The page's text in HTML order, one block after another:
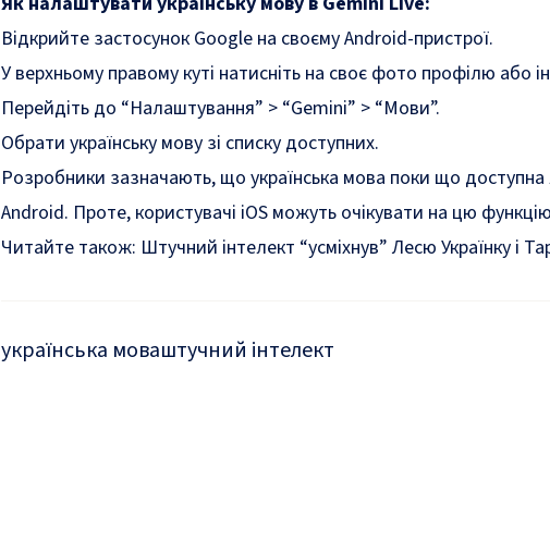
Відкрийте застосунок Google на своєму Android-пристрої.
У верхньому правому куті натисніть на своє фото профілю або
Перейдіть до “Налаштування” > “Gemini” > “Мови”.
Обрати українську мову зі списку доступних.
Розробники зазначають, що українська мова поки що
Android. Проте, користувачі iOS можуть очікувати на цю
Читайте також: Штучний інтелект “усміхнув” Лесю Українку і
українська моваштучний інтелект